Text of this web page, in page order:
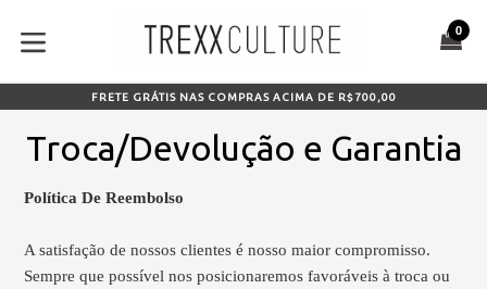
para
conteúdo
0
FRETE GRÁTIS NAS COMPRAS ACIMA DE R$700,00
Troca/Devolução e Garantia
Política De Reembolso
A satisfação de nossos clientes é nosso maior compromisso.
Sempre que possível nos posicionaremos favoráveis à troca ou